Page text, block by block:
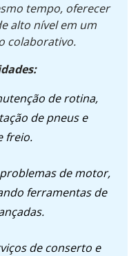
tempo, oferecer
alto nível em um
colaborativo.
de rotina,
de pneus e
freio.
de motor,
ferramentas de
de conserto e